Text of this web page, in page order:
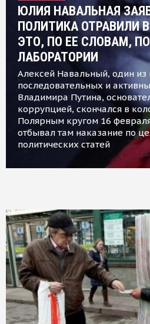
ЮЛИЯ НАВАЛЬНАЯ
ПОЛИТИКА ОТРАВИЛИ
ЭТО, ПО ЕЕ СЛОВАМ,
ЛАБОРАТОРИИ
Алексей Навальный, один из
последовательных и
Владимира Путина,
коррупцией, скончался в
Полярным кругом 16
отбывал там наказание по
политических статей